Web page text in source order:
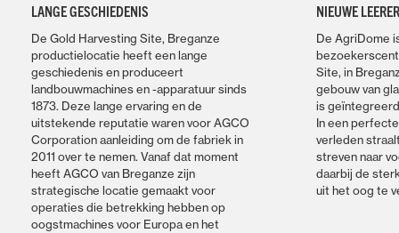
LANGE GESCHIEDENIS
De Gold Harvesting Site, Breganze
productielocatie heeft een lange
geschiedenis en produceert
landbouwmachines en -apparatuur sinds
1873. Deze lange ervaring en de
uitstekende reputatie waren voor AGCO
Corporation aanleiding om de fabriek in
2011 over te nemen. Vanaf dat moment
heeft AGCO van Breganze zijn
strategische locatie gemaakt voor
operaties die betrekking hebben op
oogstmachines voor Europa en het
NIEUWE
De AgriDome
Site, in
gebouw van
is
In een
verleden
streven naar
daarbij de
uit het oog te